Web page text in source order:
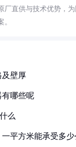
厂直供与技术优势，
及壁厚
有哪些呢
么
平方米能承受多